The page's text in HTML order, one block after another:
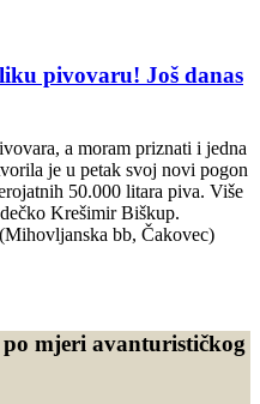
pivovaru! Još danas
a moram priznati i jedna
je u petak svoj novi pogon
50.000 litara piva. Više
Krešimir Biškup.
bb, Čakovec)
mjeri avanturističkog